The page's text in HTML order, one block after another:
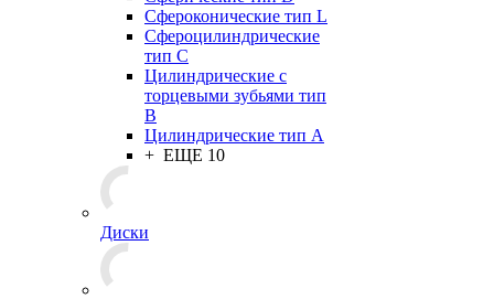
Сфероконические тип L
Сфероцилиндрические
тип C
Цилиндрические с
торцевыми зубьями тип
B
Цилиндрические тип А
+ ЕЩЕ 10
Диски